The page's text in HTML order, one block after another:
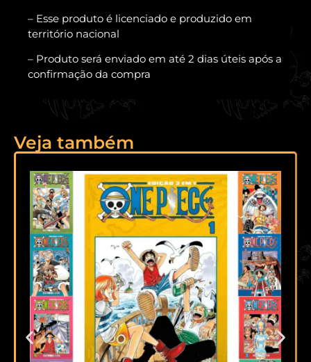
– Esse produto é licenciado e produzido em
território nacional
– Produto será enviado em até 2 dias úteis após a
confirmação da compra
Veja também